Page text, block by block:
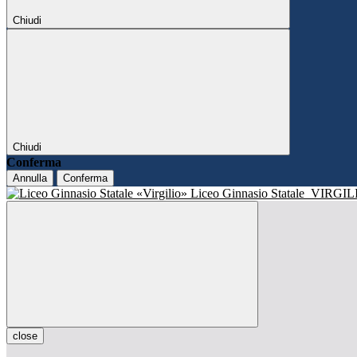
Chiudi
Chiudi
Conferma
Annulla Conferma
Liceo Ginnasio Statale
close